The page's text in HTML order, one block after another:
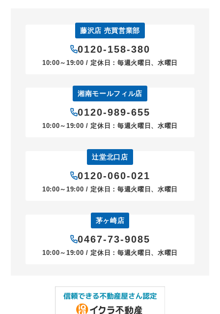
藤沢店 売買営業部
0120-158-380
10:00～19:00 / 定休日：毎週火曜日、水曜日
湘南モールフィル店
0120-989-655
10:00～19:00 / 定休日：毎週火曜日、水曜日
辻堂北口店
0120-060-021
10:00～19:00 / 定休日：毎週火曜日、水曜日
茅ヶ崎店
0467-73-9085
10:00～19:00 / 定休日：毎週火曜日、水曜日